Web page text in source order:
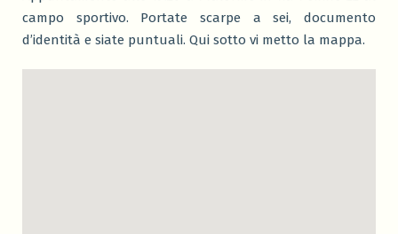
campo sportivo. Portate scarpe a sei, documento
d’identità e siate puntuali. Qui sotto vi metto la mappa.